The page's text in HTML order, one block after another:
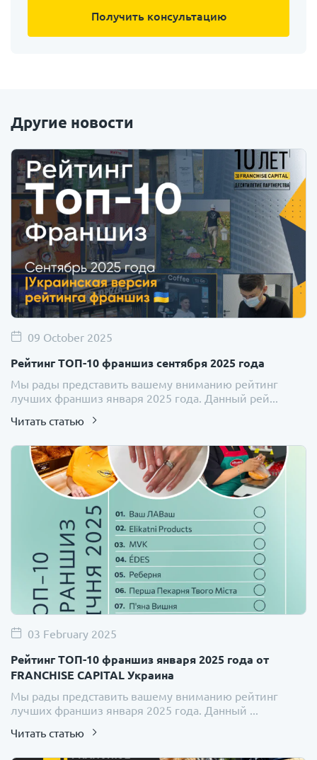
Другие новости
09 October 2025
Рейтинг ТОП-10 франшиз сентября 2025 года
Мы рады представить вашему вниманию рейтинг
лучших франшиз января 2025 года. Данный рей...
Читать статью
03 February 2025
Рейтинг ТОП-10 франшиз января 2025 года от
FRANCHISE CAPITAL Украина
Мы рады представить вашему вниманию рейтинг
лучших франшиз января 2025 года. Данный ...
Читать статью